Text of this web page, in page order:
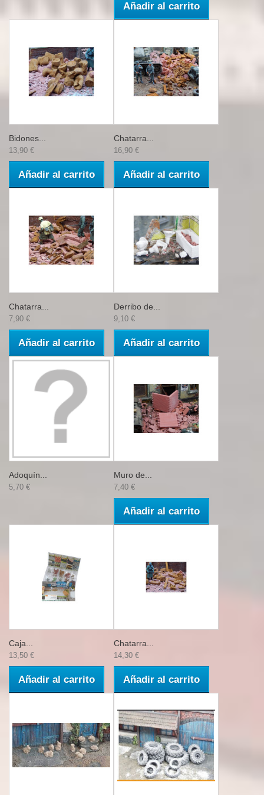
Añadir al carrito
Bidones...
13,90 €
Añadir al carrito
Chatarra...
16,90 €
Añadir al carrito
Chatarra...
7,90 €
Añadir al carrito
Derribo de...
9,10 €
Añadir al carrito
Adoquín...
5,70 €
Muro de...
7,40 €
Añadir al carrito
Caja...
13,50 €
Añadir al carrito
Chatarra...
14,30 €
Añadir al carrito